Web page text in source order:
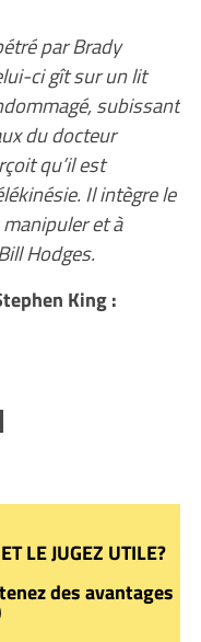
par Brady
ci gît sur un lit
subissant
du docteur
qu’il est
Il intègre le
et à
Hodges.
King :
LE JUGEZ UTILE?
des avantages